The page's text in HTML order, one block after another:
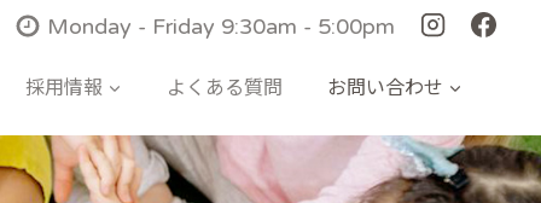
Monday - Friday 9:30am - 5:00pm
採用情報 よくある質問 お問い合わせ